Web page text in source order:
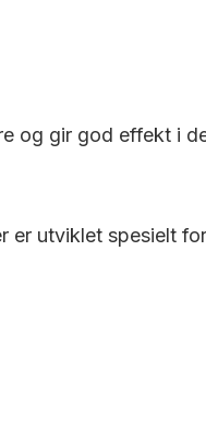
og gir god effekt i
er utviklet spesielt